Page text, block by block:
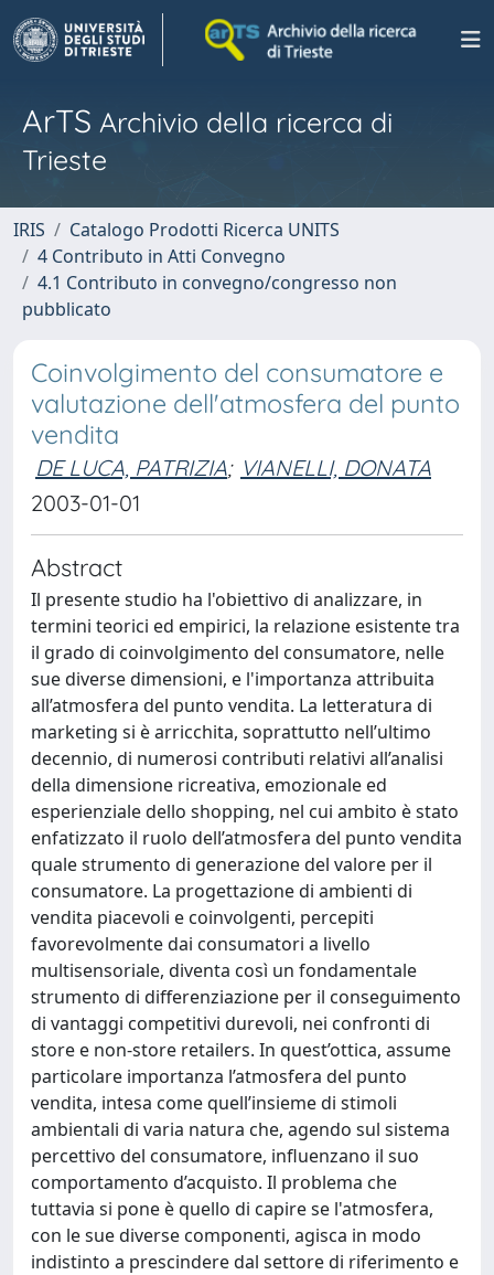
ArTS Archivio della ricerca di
Trieste
IRIS
Catalogo Prodotti Ricerca UNITS
4 Contributo in Atti Convegno
4.1 Contributo in convegno/congresso non
pubblicato
Coinvolgimento del consumatore e
valutazione dell'atmosfera del punto
vendita
DE LUCA, PATRIZIA; VIANELLI, DONATA
2003-01-01
Abstract
Il presente studio ha l'obiettivo di analizzare, in
termini teorici ed empirici, la relazione esistente tra
il grado di coinvolgimento del consumatore, nelle
sue diverse dimensioni, e l'importanza attribuita
all’atmosfera del punto vendita. La letteratura di
marketing si è arricchita, soprattutto nell’ultimo
decennio, di numerosi contributi relativi all’analisi
della dimensione ricreativa, emozionale ed
esperienziale dello shopping, nel cui ambito è stato
enfatizzato il ruolo dell’atmosfera del punto vendita
quale strumento di generazione del valore per il
consumatore. La progettazione di ambienti di
vendita piacevoli e coinvolgenti, percepiti
favorevolmente dai consumatori a livello
multisensoriale, diventa così un fondamentale
strumento di differenziazione per il conseguimento
di vantaggi competitivi durevoli, nei confronti di
store e non-store retailers. In quest’ottica, assume
particolare importanza l’atmosfera del punto
vendita, intesa come quell’insieme di stimoli
ambientali di varia natura che, agendo sul sistema
percettivo del consumatore, influenzano il suo
comportamento d’acquisto. Il problema che
tuttavia si pone è quello di capire se l'atmosfera,
con le sue diverse componenti, agisca in modo
indistinto a prescindere dal settore di riferimento e